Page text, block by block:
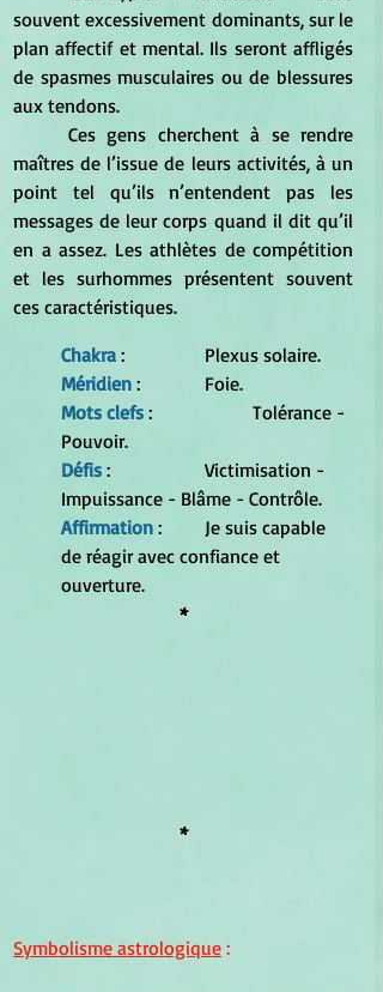
souvent excessivement dominants, sur le
plan affectif et mental. Ils seront affligés
de spasmes musculaires ou de blessures
aux tendons.
maîtres de l’issue de leurs activités, à un
point tel qu’ils n’entendent pas les
messages de leur corps quand il dit qu’il
en a assez. Les athlètes de compétition
et les surhommes présentent souvent
ces caractéristiques.
Chakra
: 		Plexus solaire.
Méridien
: 		Foie.
Mots clefs : 		Tolérance -
Pouvoir.
Défis : 		Victimisation -
Impuissance - Blâme - Contrôle.
Affirmation : 	Je suis capable
de réagir avec confiance et
ouverture.
*
*
Symbolisme astrologique :